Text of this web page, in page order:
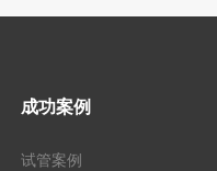
成功案例
试管案例